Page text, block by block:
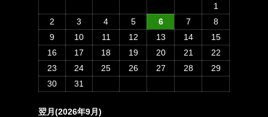
1
2
3 4 5 6 7
8
9
10 11 12 13 14
15
16
17 18 19 20 21
22
23
24 25 26 27 28
29
30
31
翌月(2026年9月)